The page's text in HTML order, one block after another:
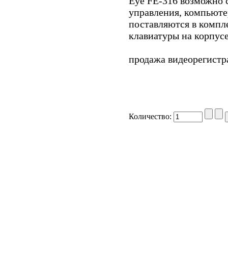
управления,
поставляются в
клавиатуры на
продажа
Количество: